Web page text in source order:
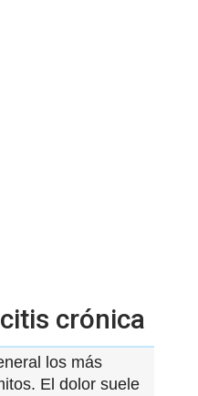
crónica
los más
El dolor suele